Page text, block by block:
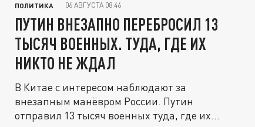
ПОЛИТИКА 06 АВГУСТА 08:46
ПУТИН ВНЕЗАПНО ПЕРЕБРОСИЛ 13
ТЫСЯЧ ВОЕННЫХ. ТУДА, ГДЕ ИХ
НИКТО НЕ ЖДАЛ
В Китае с интересом наблюдают за
внезапным манёвром России. Путин
отправил 13 тысяч военных туда, где их